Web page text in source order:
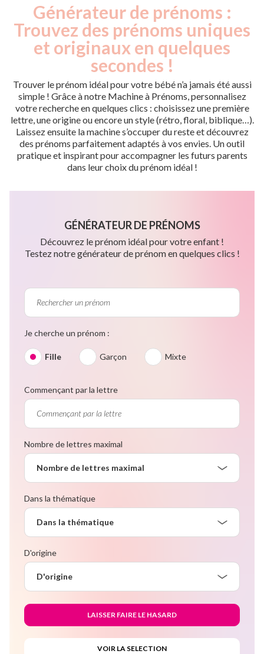
Générateur de prénoms :
Trouvez des prénoms uniques
et originaux en quelques
secondes !
Trouver le prénom idéal pour votre bébé n’a jamais été aussi
simple ! Grâce à notre Machine à Prénoms, personnalisez
votre recherche en quelques clics : choisissez une première
lettre, une origine ou encore un style (rétro, floral, biblique…).
Laissez ensuite la machine s’occuper du reste et découvrez
des prénoms parfaitement adaptés à vos envies. Un outil
pratique et inspirant pour accompagner les futurs parents
dans leur choix du prénom idéal !
GÉNÉRATEUR DE PRÉNOMS
Découvrez le prénom idéal pour votre enfant !
Testez notre générateur de prénom en quelques clics !
Je cherche un prénom :
Fille Garçon Mixte
Commençant par la lettre
Nombre de lettres maximal
Nombre de lettres maximal
Dans la thématique
Dans la thématique
D'origine
D'origine